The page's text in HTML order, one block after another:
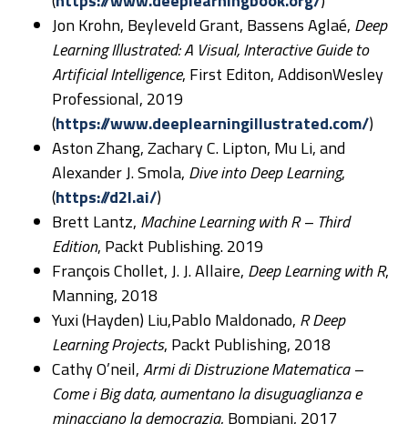
Jon Krohn, Beyleveld Grant, Bassens Aglaé, Deep
Learning Illustrated: A Visual, Interactive Guide to
Artificial Intelligence, First Editon, AddisonWesley
Professional, 2019
(https://www.deeplearningillustrated.com/)
Aston Zhang, Zachary C. Lipton, Mu Li, and
Alexander J. Smola, Dive into Deep Learning,
(https://d2l.ai/)
Brett Lantz, Machine Learning with R – Third
Edition, Packt Publishing. 2019
François Chollet, J. J. Allaire, Deep Learning with R,
Manning, 2018
Yuxi (Hayden) Liu,Pablo Maldonado, R Deep
Learning Projects, Packt Publishing, 2018
Cathy O’neil,Armi di Distruzione Matematica –
Come i Big data, aumentano la disuguaglianza e
minacciano la democrazia, Bompiani, 2017